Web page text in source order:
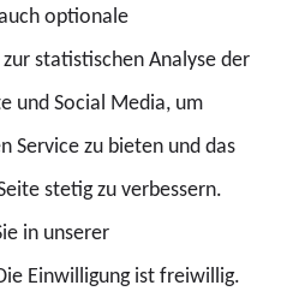
kann, woher sein
Das ist ein
Zoll und BKA ziehen dabei an
klar: Strukturen zerschlagen,
durchsetzen.“
optionale
statistischen Analyse der
und Social Media, um
Service zu bieten und das
stetig zu verbessern.
in unserer
Einwilligung ist freiwillig.